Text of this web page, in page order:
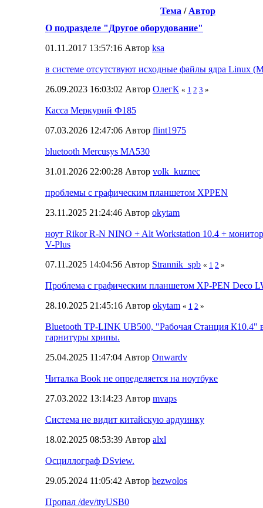
Тема / Автор
О подразделе "Другое оборудование"
01.11.2017 13:57:16 Автор ksa
в системе отсутствуют исходные файлы ядра Linux
26.09.2023 16:03:02 Автор ОлегК « 1 2 3 »
Касса Меркурий Ф185
07.03.2026 12:47:06 Автор flint1975
bluetooth Mercusys MA530
31.01.2026 22:00:28 Автор volk_kuznec
проблемы с графическим планшетом XPPEN
23.11.2025 21:24:46 Автор okytam
ноут Rikor R-N NINO + Alt Workstation 10.4 +
V-Plus
07.11.2025 14:04:56 Автор Strannik_spb « 1 2 »
Проблема с графическим планшетом XP-PEN Deco
28.10.2025 21:45:16 Автор okytam « 1 2 »
Bluetooth TP-LINK UB500, "Рабочая Станция К10.4"
гарнитуры хрипы.
25.04.2025 11:47:04 Автор Onwardv
Читалка Book не определяется на ноутбуке
27.03.2022 13:14:23 Автор mvaps
Система не видит китайскую ардуинку
18.02.2025 08:53:39 Автор alxl
Осциллограф DSview.
29.05.2024 11:05:42 Автор bezwolos
Пропал /dev/ttyUSB0